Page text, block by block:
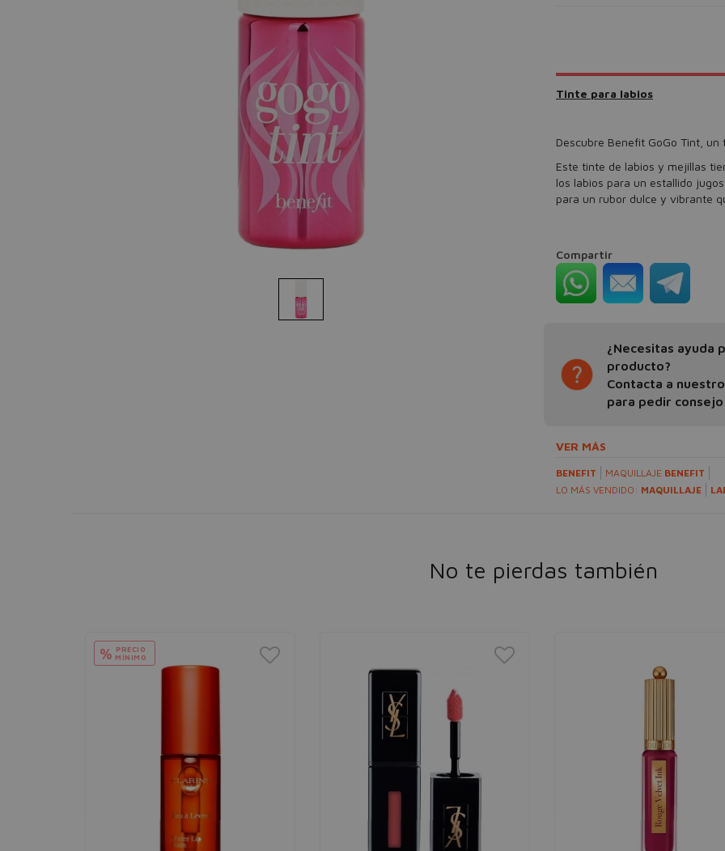
Tinte para labios
Descubre Benefit GoGo Tint,
Este tinte de labios y mejillas
los labios para un estallido
para un rubor dulce y vibrante
Compartir
¿Necesitas ayuda
producto?
Contacta a
para pedir consejo
VER MÁS
BENEFIT MAQUILLAJE BENEFIT
LO MÁS VENDIDO: MAQUILLAJE
No te pierdas también
% PRECIO
MÍNIMO